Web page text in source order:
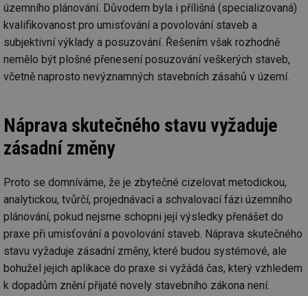
územního plánování. Důvodem byla i přílišná (specializovaná)
kvalifikovanost pro umisťování a povolování staveb a
subjektivní výklady a posuzování. Řešením však rozhodně
nemělo být plošné přenesení posuzování veškerých staveb,
včetně naprosto nevýznamných stavebních zásahů v území.
Náprava skutečného stavu vyžaduje
zásadní změny
Proto se domníváme, že je zbytečné cizelovat metodickou,
analytickou, tvůrčí, projednávací a schvalovací fázi územního
plánování, pokud nejsme schopni její výsledky přenášet do
praxe při umisťování a povolování staveb. Náprava skutečného
stavu vyžaduje zásadní změny, které budou systémové, ale
bohužel jejich aplikace do praxe si vyžádá čas, který vzhledem
k dopadům znění přijaté novely stavebního zákona není.